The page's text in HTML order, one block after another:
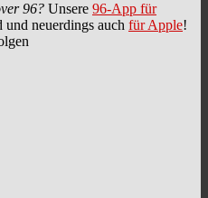
96? Unsere 96-App für
neuerdings auch für Apple!